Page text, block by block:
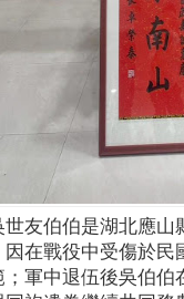
友伯伯是湖北應
因在戰役中受傷於
軍中退伍後吳伯